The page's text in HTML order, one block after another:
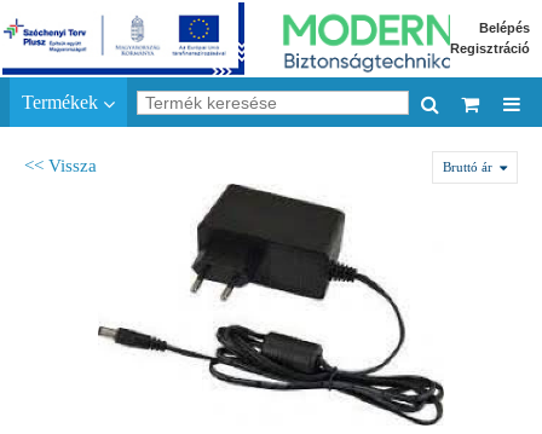
Belépés
Regisztráció
Termékek
<< Vissza Bruttó ár